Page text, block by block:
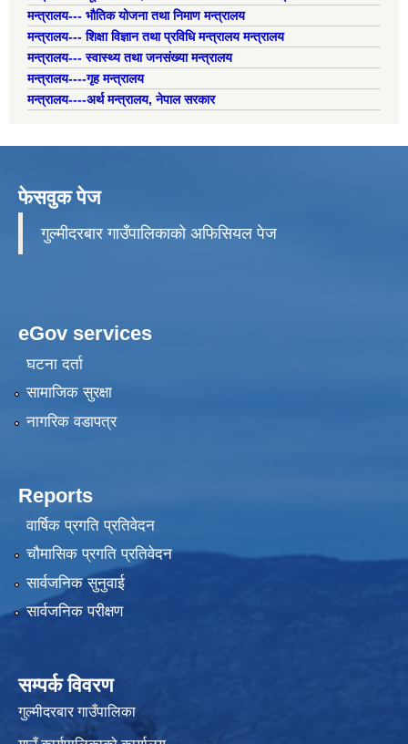
मन्त्रालय--- भौतिक योजना तथा निमाण मन्त्रालय
मन्त्रालय--- शिक्षा विज्ञान तथा प्रविधि मन्त्रालय मन्त्रालय
मन्त्रालय--- स्वास्थ्य तथा जनसंख्या मन्त्रालय
मन्त्रालय----गृह मन्त्रालय
मन्त्रालय----अर्थ मन्त्रालय, नेपाल सरकार
फेसवुक पेज
गुल्मीदरबार गाउँपालिकाको अफिसियल पेज
eGov services
घटना दर्ता
सामाजिक सुरक्षा
नागरिक वडापत्र
Reports
वार्षिक प्रगति प्रतिवेदन
चौमासिक प्रगति प्रतिवेदन
सार्वजनिक सुनुवाई
सार्वजनिक परीक्षण
सम्पर्क विवरण
गुल्मीदरबार गाउँपालिका